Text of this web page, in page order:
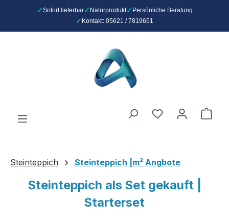
Sofort lieferbar Naturprodukt
Persönliche Beratung
Kontakt: 05621 / 7819651
Du hast 0
Steinteppich Steinteppich |m² Angbote
Steinteppich als Set gekauft |
Starterset